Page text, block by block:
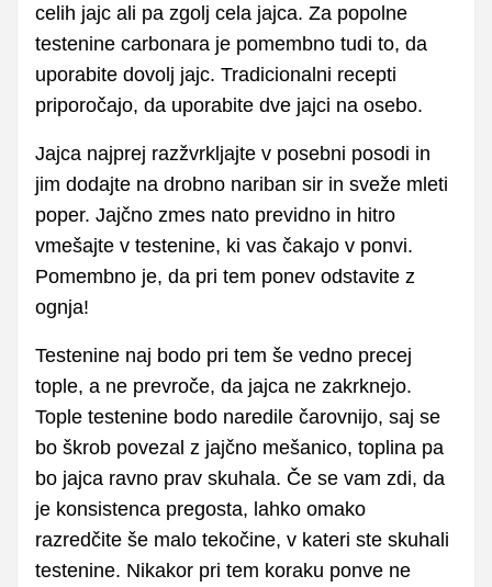
celih jajc ali pa zgolj cela jajca. Za popolne
testenine carbonara je pomembno tudi to, da
uporabite dovolj jajc. Tradicionalni recepti
priporočajo, da uporabite dve jajci na osebo.
Jajca najprej razžvrkljajte v posebni posodi in
jim dodajte na drobno nariban sir in sveže mleti
poper. Jajčno zmes nato previdno in hitro
vmešajte v testenine, ki vas čakajo v ponvi.
Pomembno je, da pri tem ponev odstavite z
ognja!
Testenine naj bodo pri tem še vedno precej
tople, a ne prevroče, da jajca ne zakrknejo.
Tople testenine bodo naredile čarovnijo, saj se
bo škrob povezal z jajčno mešanico, toplina pa
bo jajca ravno prav skuhala. Če se vam zdi, da
je konsistenca pregosta, lahko omako
razredčite še malo tekočine, v kateri ste skuhali
testenine. Nikakor pri tem koraku ponve ne